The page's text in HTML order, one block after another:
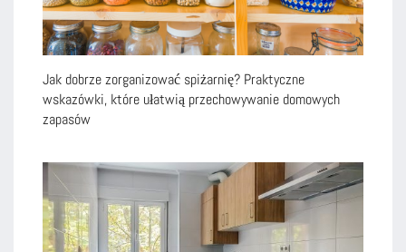
Jak dobrze zorganizować spiżarnię? Praktyczne
wskazówki, które ułatwią przechowywanie domowych
zapasów